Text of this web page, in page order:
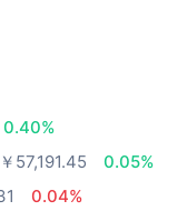
0.40%
￥57,191.45
0.05%
0.04%